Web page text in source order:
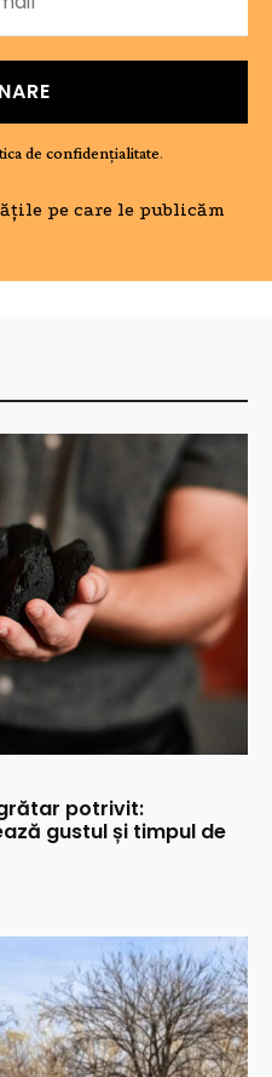
de confidențialitate.
pe care le publicăm
potrivit:
gustul și timpul de